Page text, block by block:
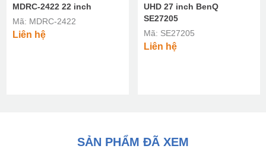
MDRC-2422 22 inch
Mã: MDRC-2422
Liên hệ
UHD 27 inch BenQ
SE27205
Mã: SE27205
Liên hệ
SẢN PHẨM ĐÃ XEM